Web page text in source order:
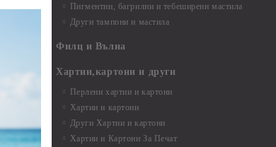
Пигментни, багрилни и тебеширени мастила
Други тампони и мастила
Филц и Вълна
Хартии,картони и други
Перлени хартии и картони
Хартии и картони
Други Хартии и картони
Хартии и Картони За Печат